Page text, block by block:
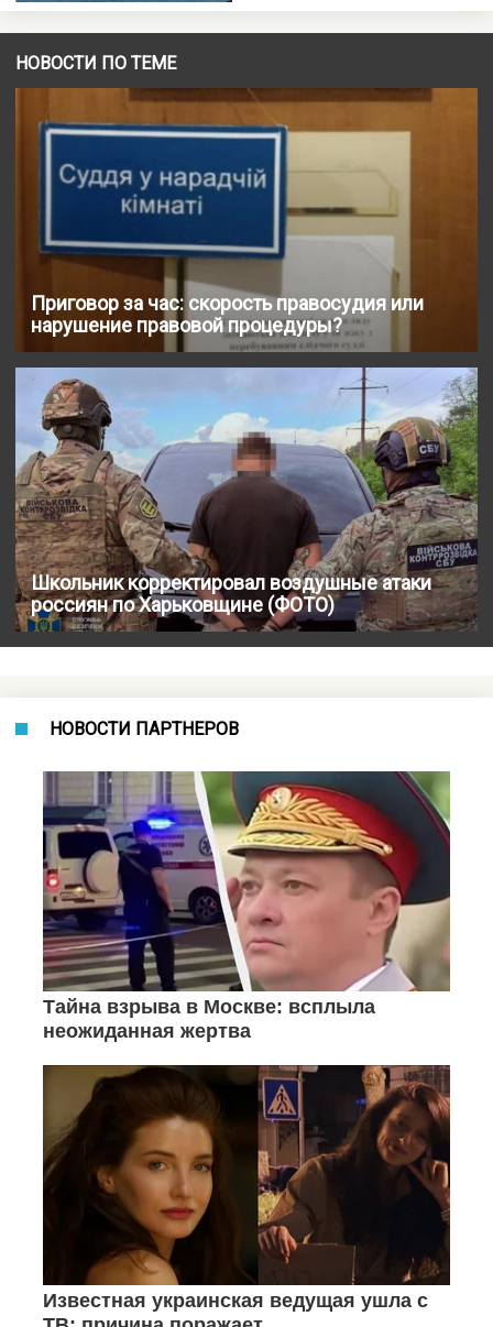
НОВОСТИ ПО ТЕМЕ
Приговор за час: скорость правосудия или
нарушение правовой процедуры?
Школьник корректировал воздушные атаки
россиян по Харьковщине (ФОТО)
НОВОСТИ ПАРТНЕРОВ